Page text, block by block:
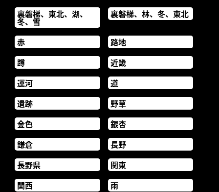
裏磐梯、東北、湖、
冬、雪
裏磐梯、林、冬、東北
赤
路地
蹲
近畿
運河
道
遺跡
野草
金色
銀杏
鎌倉
長野
長野県
関東
関西
雨